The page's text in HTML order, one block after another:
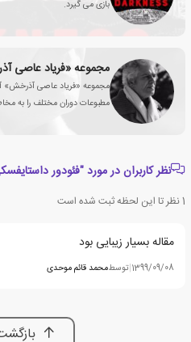
بازی می گیرد.
مجموعه «فریاد عاصی آذرخش»
مطبوعات دوران مختلف را به
نظر کاربران در مورد "فئودور
1نظر تا این لحظه ثبت شده است
مقاله بسیار زیبایی بود
1399/09/08
|توسطمحمد قائم موحدی